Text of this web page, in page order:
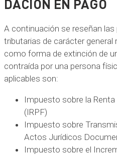
DACIÓN EN PAGO
A continuación se reseñan
tributarias de carácter general
como forma de extinción de
contraída por una persona
aplicables son:
Impuesto sobre la
(IRPF)
Impuesto sobre
Actos Jurídicos
Impuesto sobre el